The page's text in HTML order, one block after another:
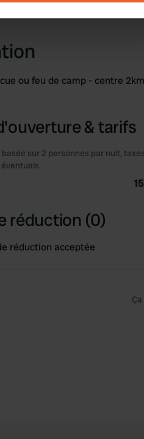
of their services.
ou feu de camp - centre 2km
& tarifs
sur 2 personnes par nuit,
réduction (0)
réduction acceptée